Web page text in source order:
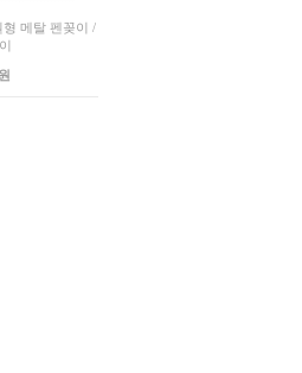
형 메탈 펜꽂이 /